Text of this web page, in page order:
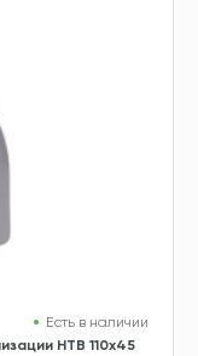
Есть в наличии
HTB 110х45